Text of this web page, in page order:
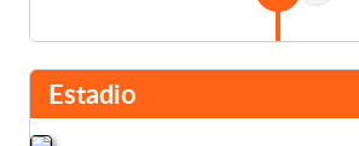
Estadio